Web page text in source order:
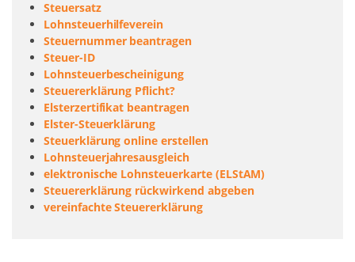
Steuersatz
Lohnsteuerhilfeverein
Steuernummer beantragen
Steuer-ID
Lohnsteuerbescheinigung
Steuererklärung Pflicht?
Elsterzertifikat beantragen
Elster-Steuerklärung
Steuerklärung online erstellen
Lohnsteuerjahresausgleich
elektronische Lohnsteuerkarte (ELStAM)
Steuererklärung rückwirkend abgeben
vereinfachte Steuererklärung